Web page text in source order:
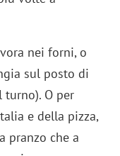
nei forni, o
sul posto di
O per
e della pizza,
pranzo che a